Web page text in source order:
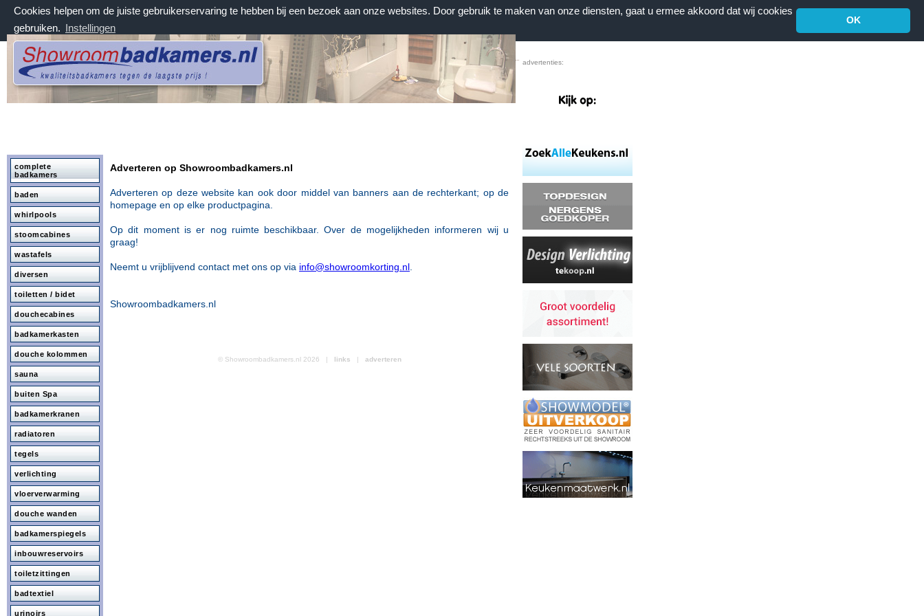
Cookies helpen om de juiste gebruikerservaring te hebben bij een bezoek aan onze websites. Door gebruik te maken van onze diensten, gaat u ermee akkoord dat wij cookies
gebruiken. Instellingen
OK
zaterdag 8 augustus 2026, 08:13 uur
Welkom bij Showroombadkamers.nl
Home | Voorwaarden | Contact Favorieten
advertenties:
complete
badkamers
baden
whirlpools
stoomcabines
wastafels
diversen
toiletten / bidet
douchecabines
badkamerkasten
douche kolommen
sauna
buiten Spa
badkamerkranen
radiatoren
tegels
verlichting
vloerverwarming
douche wanden
badkamerspiegels
inbouwreservoirs
toiletzittingen
badtextiel
urinoirs
Adverteren op Showroombadkamers.nl
Adverteren op deze website kan ook door middel van banners aan de rechterkant; op de
homepage en op elke productpagina.
Op dit moment is er nog ruimte beschikbaar.Over de mogelijkheden informeren wij u
graag!
Neemt u vrijblijvend contact met ons op via info@showroomkorting.nl
Showroombadkamers.nl
© Showroombadkamers.nl 2026 | links | adverteren